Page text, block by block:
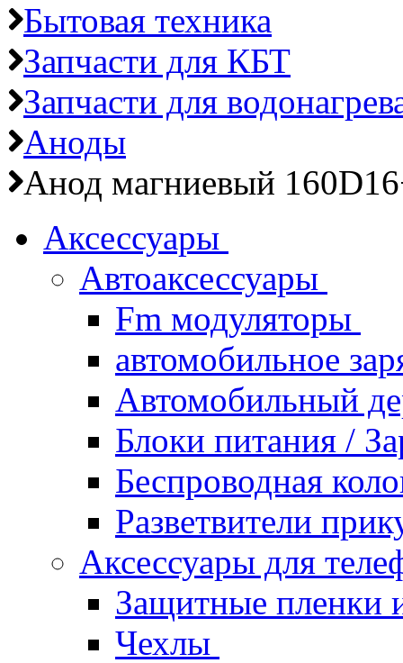
Бытовая техника
Запчасти для КБТ
Запчасти для
Аноды
Анод магниевый
Аксессуары
Автоаксессуары
Fm модуляторы
автомобильное
Автомобильный
Блоки питания /
Беспроводная
Разветвители
Аксессуары для
Защитные пленки
Чехлы